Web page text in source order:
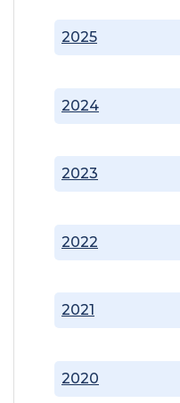
2020
2021
2022
2023
2024
2025